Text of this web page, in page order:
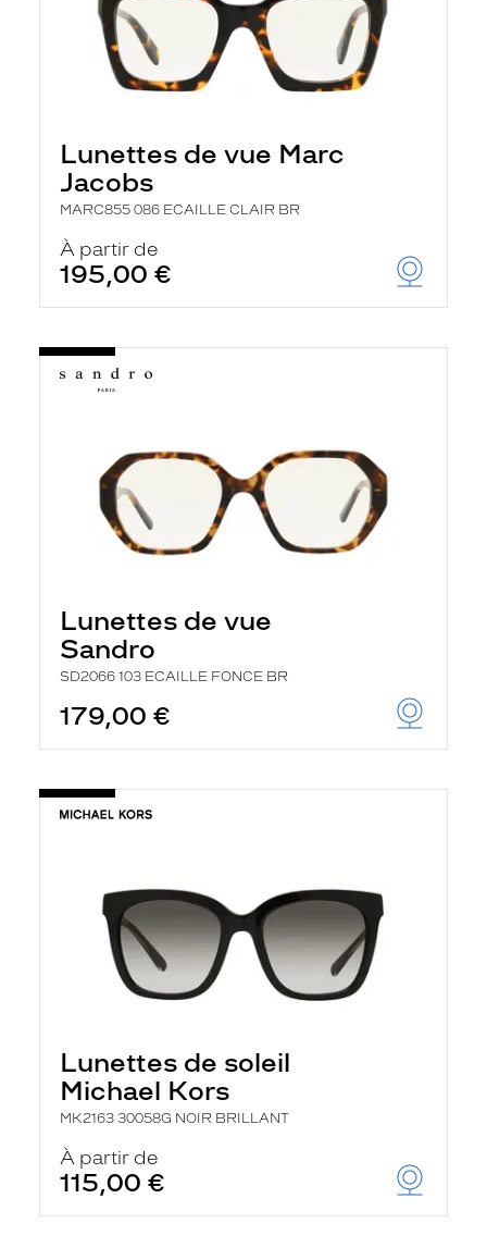
Lunettes de vue Marc
Jacobs
MARC855 086 ECAILLE CLAIR BR
À partir de
195,00 €
Lunettes de vue
Sandro
SD2066 103 ECAILLE FONCE BR
179,00 €
Lunettes de soleil
Michael Kors
MK2163 30058G NOIR BRILLANT
À partir de
115,00 €